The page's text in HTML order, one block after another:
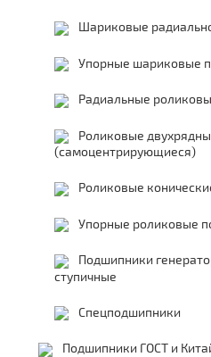
Шариковые
Упорные шариковые
Радиальные
Роликовые
(самоцентрирующиеся)
Роликовые
Упорные роликовые
Подшипники
ступичные
Спецподшипники
Подшипники ГОСТ и